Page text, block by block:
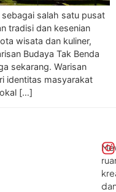
sebagai salah satu pusat
tradisi dan kesenian
wisata dan kuliner,
Budaya Tak Benda
sekarang. Warisan
identitas masyarakat
[…]